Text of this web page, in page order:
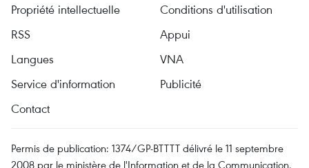
Propriété intellectuelle
Conditions d'utilisation
RSS
Appui
Langues
VNA
Service d'information
Publicité
Contact
Permis de publication: 1374/GP-BTTTT délivré le 11 septembre
2008 par le ministère de l'Information et de la Communication.